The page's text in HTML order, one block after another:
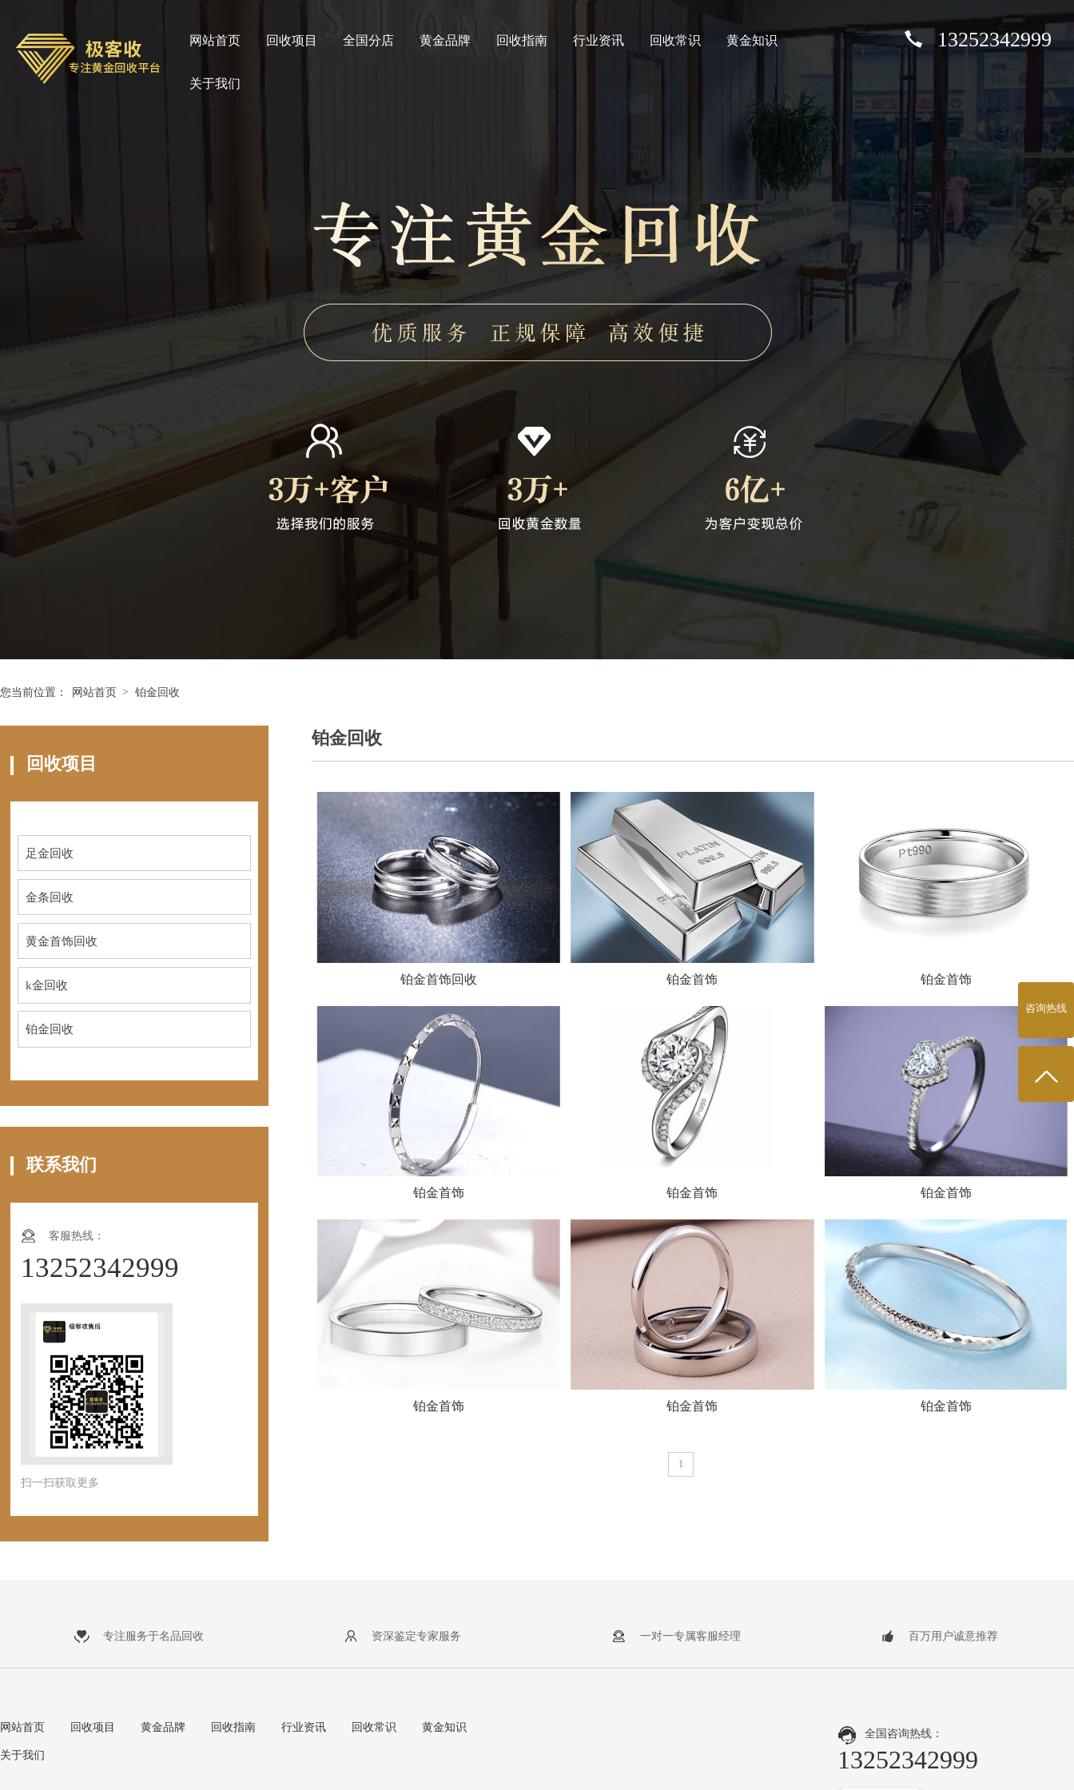
网站首页 回收项目 全国分店 黄金品牌 回收指南 行业资讯 回收常识 黄金知识
关于我们
13252342999
您当前位置： 网站首页 > 铂金回收
回收项目
足金回收
金条回收
黄金首饰回收
k金回收
铂金回收
联系我们
客服热线：
13252342999
扫一扫获取更多
铂金回收
铂金首饰回收 铂金首饰 铂金首饰
铂金首饰 铂金首饰 铂金首饰
铂金首饰 铂金首饰 铂金首饰
1
专注服务于名品回收 资深鉴定专家服务 一对一专属客服经理 百万用户诚意推荐
网站首页 回收项目 黄金品牌 回收指南 行业资讯 回收常识 黄金知识
关于我们
全国咨询热线：
13252342999
咨询热线